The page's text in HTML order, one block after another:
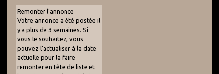
Remonter l'annonce
Votre annonce a été postée il
y a plus de 3 semaines. Si
vous le souhaitez, vous
pouvez l'actualiser à la date
actuelle pour la faire
remonter en tête de liste et